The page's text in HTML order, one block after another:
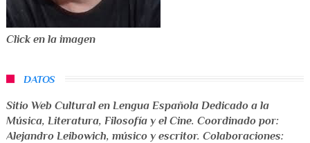
Click en la imagen
DATOS
Sitio Web Cultural en Lengua Española Dedicado a la
Música, Literatura, Filosofía y el Cine. Coordinado por:
Alejandro Leibowich, músico y escritor. Colaboraciones: